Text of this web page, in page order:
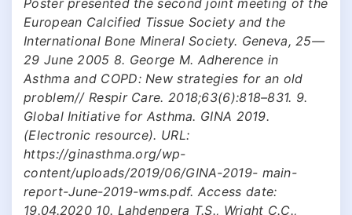
European Calcified Tissue Society and the
International Bone Mineral Society. Geneva, 25—
29 June 2005 8. George M. Adherence in
Asthma and COPD: New strategies for an old
problem// Respir Care. 2018;63(6):818–831. 9.
Global Initiative for Asthma. GINA 2019.
(Electronic resource). URL:
https://ginasthma.org/wp-
content/uploads/2019/06/GINA-2019- main-
report-June-2019-wms.pdf. Access date:
19.04.2020 10. Lahdenpera T.S., Wright C.C.,